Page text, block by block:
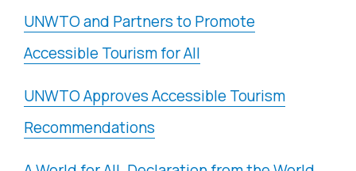
UNWTO and Partners to Promote
Accessible Tourism for All
UNWTO Approves Accessible Tourism
Recommendations